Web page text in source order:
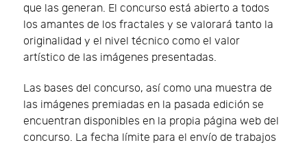
que las generan. El concurso está abierto a todos
los amantes de los fractales y se valorará tanto la
originalidad y el nivel técnico como el valor
artístico de las imágenes presentadas.
Las bases del concurso, así como una muestra de
las imágenes premiadas en la pasada edición se
encuentran disponibles en la propia página web del
concurso. La fecha límite para el envío de trabajos